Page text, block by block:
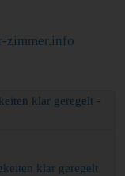
zimmer.info
klar geregelt